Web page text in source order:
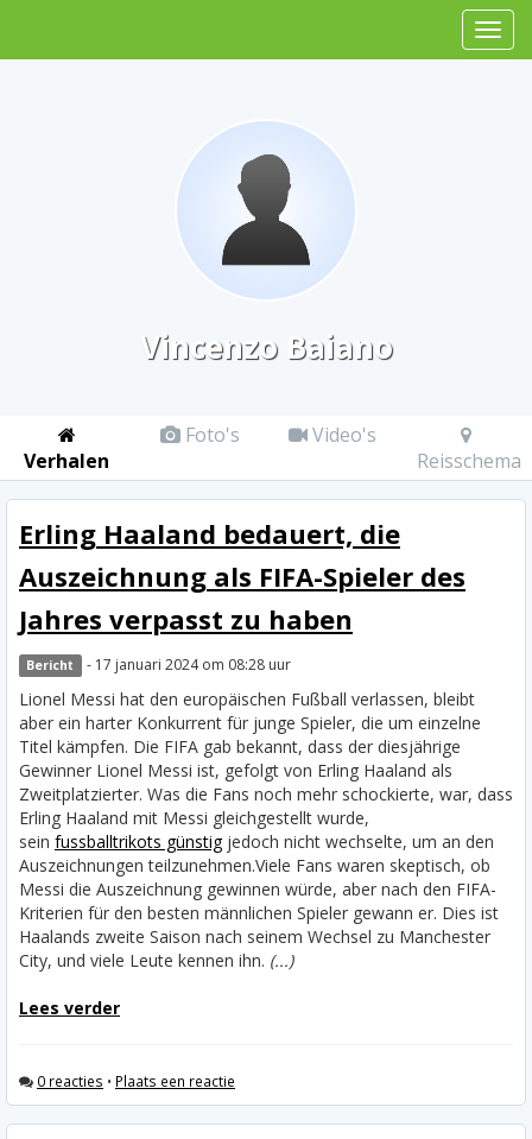
Vincenzo Baiano
Verhalen
Foto's
Video's
Reisschema
Erling Haaland bedauert, die
Auszeichnung als FIFA-Spieler des
Jahres verpasst zu haben
Bericht - 17 januari 2024 om 08:28 uur
Lionel Messi hat den europäischen Fußball verlassen, bleibt
aber ein harter Konkurrent für junge Spieler, die um einzelne
Titel kämpfen. Die FIFA gab bekannt, dass der diesjährige
Gewinner Lionel Messi ist, gefolgt von Erling Haaland als
Zweitplatzierter. Was die Fans noch mehr schockierte, war, dass
Erling Haaland mit Messi gleichgestellt wurde,
sein fussballtrikots günstigjedoch nicht wechselte, um an den
Auszeichnungen teilzunehmen.Viele Fans waren skeptisch, ob
Messi die Auszeichnung gewinnen würde, aber nach den FIFA-
Kriterien für den besten männlichen Spieler gewann er. Dies ist
Haalands zweite Saison nach seinem Wechsel zu Manchester
City, und viele Leute kennen ihn. (...)
Lees verder
0 reacties • Plaats een reactie